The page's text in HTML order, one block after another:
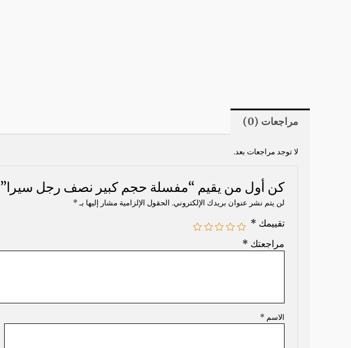
مراجعات (0)
لا توجد مراجعات بعد.
كن أول من يقيم “مفسلة حجم كبير نصف رجل سيرا”
لن يتم نشر عنوان بريدك الإلكتروني. الحقول الإلزامية مشار إليها بـ*
تقييمك *
مراجعتك *
الاسم *